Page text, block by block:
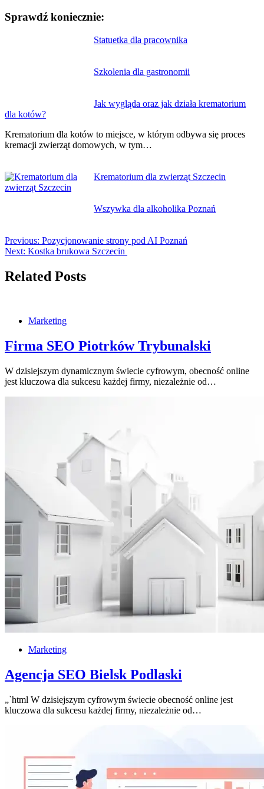
Sprawdź koniecznie:
Statuetka dla pracownika
Szkolenia dla gastronomii
Jak wygląda oraz jak działa krematorium
dla kotów?
Krematorium dla kotów to miejsce, w którym odbywa się proces
kremacji zwierząt domowych, w tym…
Krematorium dla zwierząt Szczecin
Wszywka dla alkoholika Poznań
Previous: Pozycjonowanie strony pod AI Poznań
Next: Kostka brukowa Szczecin
Related Posts
Marketing
Firma SEO Piotrków Trybunalski
W dzisiejszym dynamicznym świecie cyfrowym, obecność online
jest kluczowa dla sukcesu każdej firmy, niezależnie od…
Marketing
Agencja SEO Bielsk Podlaski
„`html W dzisiejszym cyfrowym świecie obecność online jest
kluczowa dla sukcesu każdej firmy, niezależnie od…